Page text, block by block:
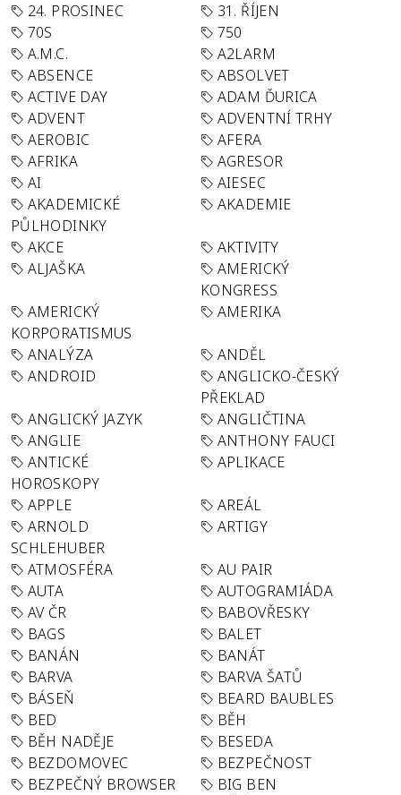
24. PROSINEC
31. ŘÍJEN
70S
750
A.M.C.
A2LARM
ABSENCE
ABSOLVET
ACTIVE DAY
ADAM ĎURICA
ADVENT
ADVENTNÍ TRHY
AEROBIC
AFERA
AFRIKA
AGRESOR
AI
AIESEC
AKADEMICKÉ
PŮLHODINKY
AKADEMIE
AKCE
AKTIVITY
ALJAŠKA
AMERICKÝ
KONGRESS
AMERICKÝ
KORPORATISMUS
AMERIKA
ANALÝZA
ANDĚL
ANDROID
ANGLICKO-ČESKÝ
PŘEKLAD
ANGLICKÝ JAZYK
ANGLIČTINA
ANGLIE
ANTHONY FAUCI
ANTICKÉ
HOROSKOPY
APLIKACE
APPLE
AREÁL
ARNOLD
SCHLEHUBER
ARTIGY
ATMOSFÉRA
AU PAIR
AUTA
AUTOGRAMIÁDA
AV ČR
BABOVŘESKY
BAGS
BALET
BANÁN
BANÁT
BARVA
BARVA ŠATŮ
BÁSEŇ
BEARD BAUBLES
BED
BĚH
BĚH NADĚJE
BESEDA
BEZDOMOVEC
BEZPEČNOST
BEZPEČNÝ BROWSER
BIG BEN